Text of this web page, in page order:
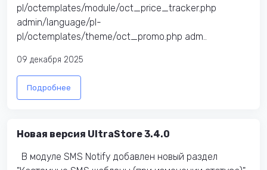
pl/octemplates/module/oct_price_tracker.php
admin/language/pl-
pl/octemplates/theme/oct_promo.php adm..
09 декабря 2025
Подробнее
Новая версия UltraStore 3.4.0
В модуле SMS Notify добавлен новый раздел